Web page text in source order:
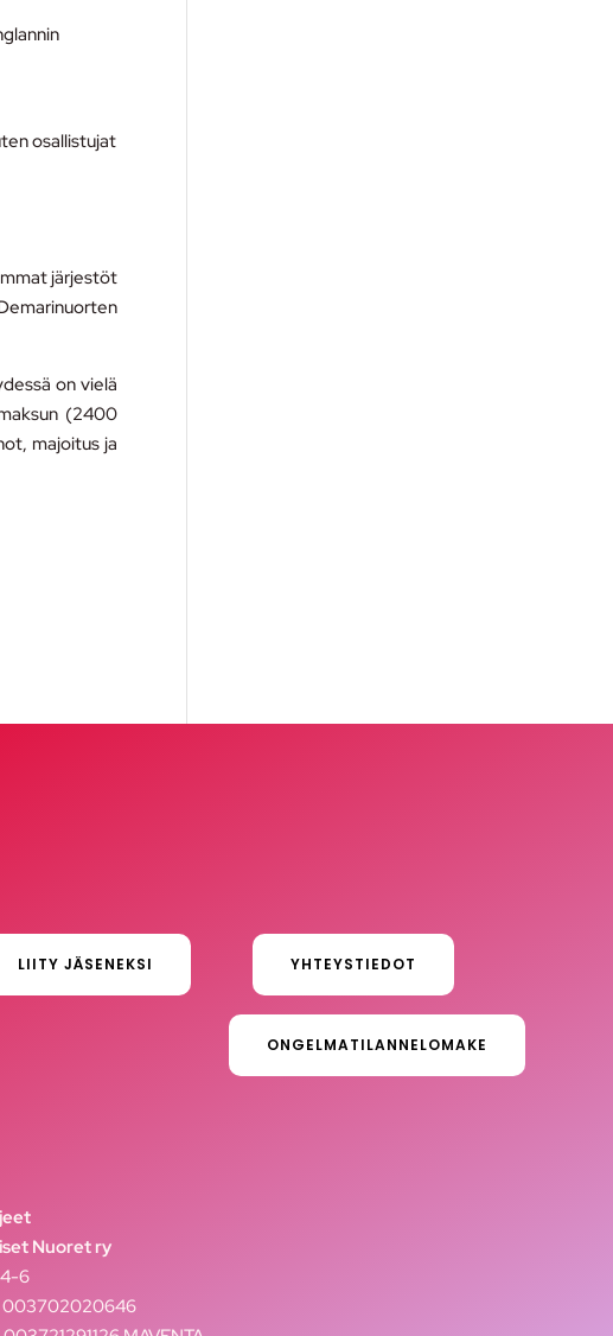
osallistujat
järjestöt
on vielä
(2400
majoitus ja
LIITY JÄSENEKSI YHTEYSTIEDOT
ONGELMATILANNELOMAKE
Nuoret ry
6
003702020646